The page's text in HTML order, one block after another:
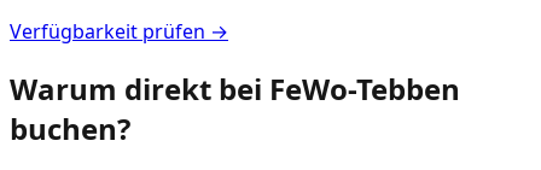
Verfügbarkeit prüfen →
Warum direkt bei FeWo-Tebben
buchen?